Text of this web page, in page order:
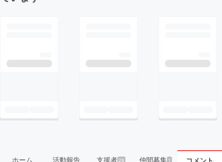
ホーム 活動報告 支援者 26 仲間募集 1